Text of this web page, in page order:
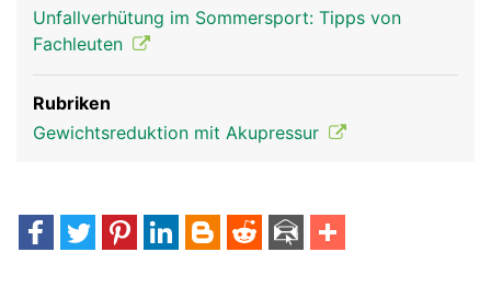
Unfallverhütung im Sommersport: Tipps von
Fachleuten
Rubriken
Gewichtsreduktion mit Akupressur